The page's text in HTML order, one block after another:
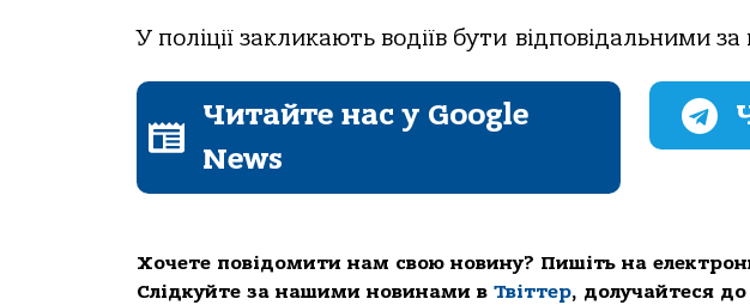
У поліції закликають водіїв бути відповідальними
Читайте нас у Google
News
Хочете повідомити нам свою новину? Пишіть на
Слідкуйте за нашими новинами в Твіттер, долучайтеся